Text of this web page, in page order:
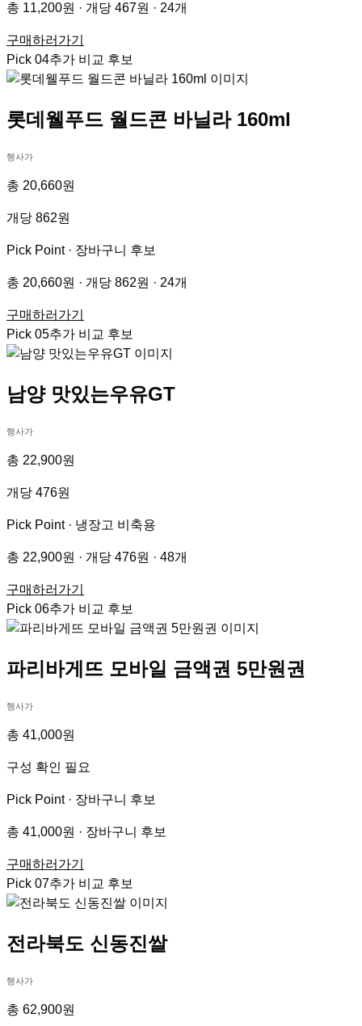
총 11,200원 · 개당 467원 · 24개
구매하러가기
Pick 04추가 비교 후보
롯데웰푸드 월드콘 바닐라 160ml
행사가
총 20,660원
개당 862원
Pick Point · 장바구니 후보
총 20,660원 · 개당 862원 · 24개
구매하러가기
Pick 05추가 비교 후보
남양 맛있는우유GT
행사가
총 22,900원
개당 476원
Pick Point · 냉장고 비축용
총 22,900원 · 개당 476원 · 48개
구매하러가기
Pick 06추가 비교 후보
파리바게뜨 모바일 금액권 5만원권
행사가
총 41,000원
구성 확인 필요
Pick Point · 장바구니 후보
총 41,000원 · 장바구니 후보
구매하러가기
Pick 07추가 비교 후보
전라북도 신동진쌀
행사가
총 62,900원